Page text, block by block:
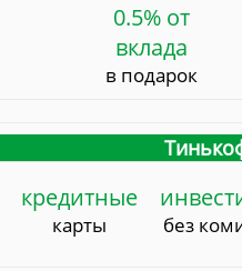
0.5% от
вклада
в подарок
кредитные
карты без